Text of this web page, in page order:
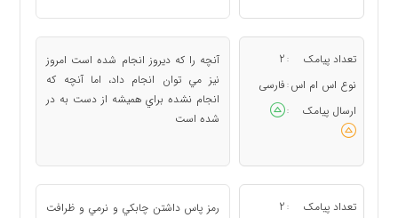
تعداد پیامک :
2
نوع اس ام اس : فارسی
ارسال پیامک
:
آنچه را كه ديروز انجام شده است امروز
نيز مي توان انجام داد، اما آنچه كه
انجام نشده براي هميشه از دست به در
شده است
تعداد پیامک :
2
رمز پاس داشتن چابكي و نرمي و ظرافت